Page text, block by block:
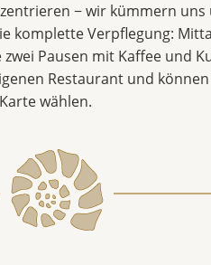
− wir kümmern uns
komplette Verpflegung:
Pausen mit Kaffee und
Restaurant und
wählen.